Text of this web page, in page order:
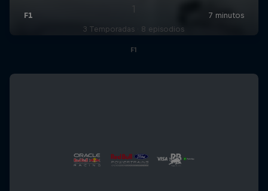
3 Temporadas · 8 episodios
F1